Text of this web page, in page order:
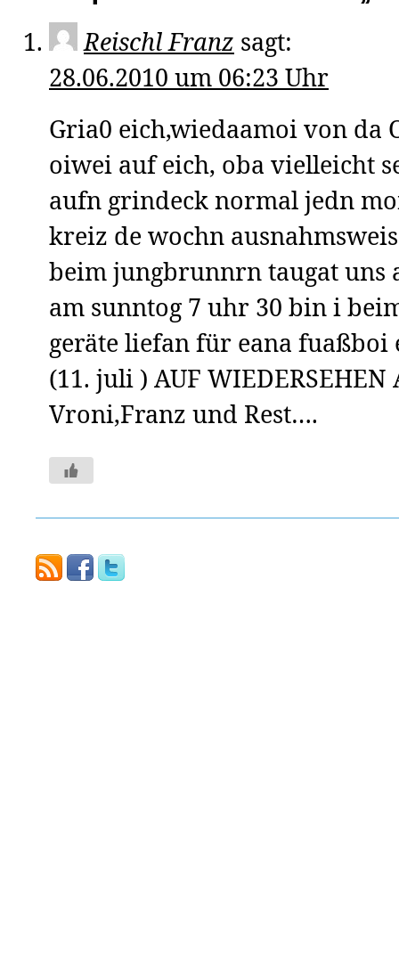
Reischl Franz sagt:
28.06.2010 um 06:23 Uhr
Gria0 eich,wiedaamoi von da
oiwei auf eich, oba vielleicht
aufn grindeck normal jedn
kreiz de wochn
beim jungbrunnrn taugat uns
am sunntog 7 uhr 30 bin i
geräte liefan für eana fuaßboi
(11. juli ) AUF WIEDERSEHEN
Vroni,Franz und Rest….